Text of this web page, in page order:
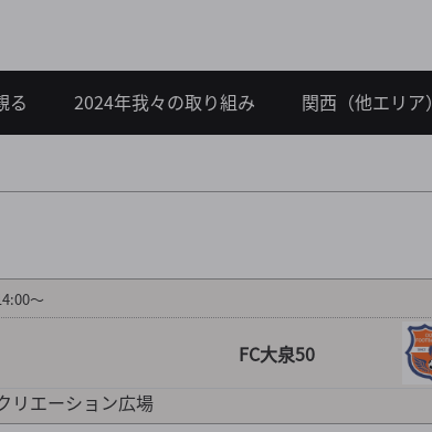
る 2024年我々の取り組み 関西（他エリア）
～
FC大泉50
リエーション広場
ド詳細を見る